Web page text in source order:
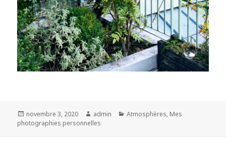
Posted
on
novembre 3, 2020 Author
admin Categories
Atmosphères, Mes
photographies personnelles